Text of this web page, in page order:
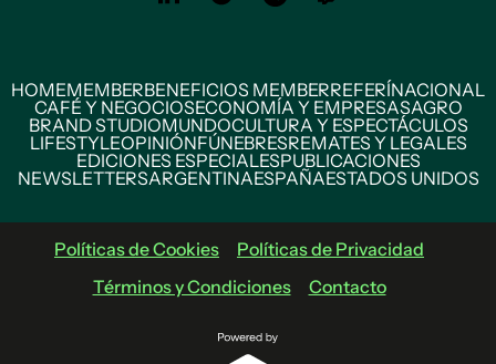
HOMEMEMBERBENEFICIOS MEMBERREFERÍNACIONAL
CAFÉ Y NEGOCIOSECONOMÍA Y EMPRESASAGRO
BRAND STUDIOMUNDOCULTURA Y ESPECTÁCULOS
LIFESTYLEOPINIÓNFÚNEBRESREMATES Y LEGALES
EDICIONES ESPECIALESPUBLICACIONES
NEWSLETTERSARGENTINAESPAÑAESTADOS UNIDOS
Políticas de Cookies
Políticas de Privacidad
Términos y Condiciones
Contacto